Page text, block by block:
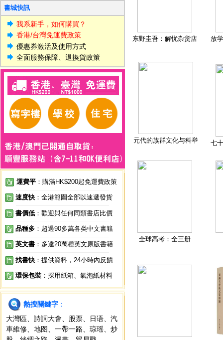
書城快訊
我系新手，如何購買？
香港/台灣免運費政策
優惠券激活及使用方式
全面服務保障、退換貨政策
運費平 ：購滿HK$200起免運費政策
速度快 ：全港範圍全部以速遞發貨
書價低 ：歡迎與任何同類書店比價
品種多 ：超過90多萬各类中文書籍
英文書 ：多達20萬種英文原版書籍
找書快 ：提供資料，24小時內反饋
環保包裝 ：採用紙箱、氣泡紙材料
熱搜關鍵字 ：
大灣區
詩詞大會 股票 日语
汽
車維修
地图 一帶一路 琼瑶
炒
东野圭吾：解忧杂货店 放
元代的族群文化与科举 七
全球高考：全三册